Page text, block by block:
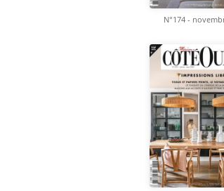
N°174 -